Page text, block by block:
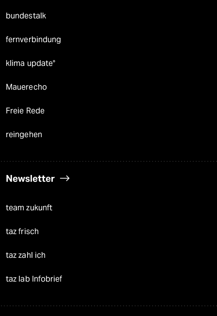
bundestalk
fernverbindung
klima update°
Mauerecho
Freie Rede
reingehen
Newsletter
team zukunft
taz frisch
taz zahl ich
taz lab Infobrief